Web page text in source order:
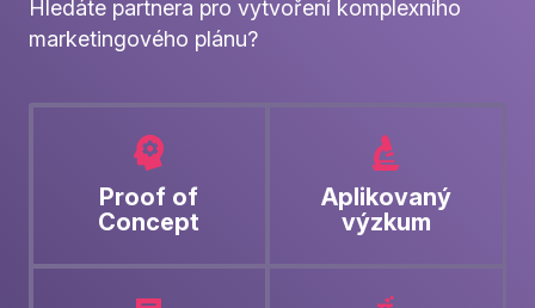
Hledáte partnera pro vytvoření komplexního
marketingového plánu?
Proof of
Concept
Aplikovaný
výzkum